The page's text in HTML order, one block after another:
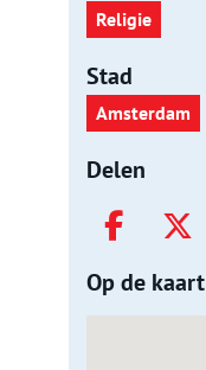
Religie
Stad
Amsterdam
Delen
Op de kaart